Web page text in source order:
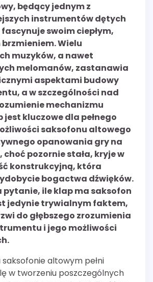
będący jednym z
instrumentów dętych
swoim ciepłym,
Wielu
muzyków, a nawet
melomanów, zastanawia
aspektami budowy
a w szczególności nad
mechanizmu
jest kluczowe dla pełnego
saksofonu altowego
opanowania gry na
choć pozornie stała, kryje w
konstrukcyjną, która
bogactwa dźwięków.
pytanie, ile klap ma saksofon
jedynie trywialnym faktem,
do głębszego zrozumienia
i jego możliwości
altowym pełni
w tworzeniu poszczególnych